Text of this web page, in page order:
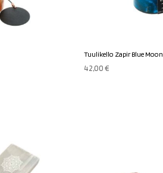
Tuulikello Zapir Blue Moon
42,00€